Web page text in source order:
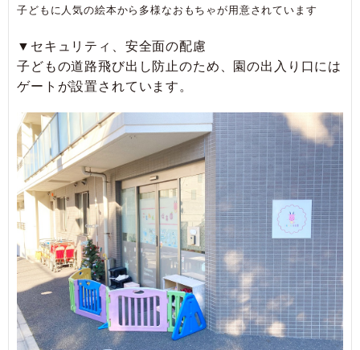
子どもに人気の絵本から多様なおもちゃが用意されています
▼セキュリティ、安全面の配慮
子どもの道路飛び出し防止のため、園の出入り口には
ゲートが設置されています。